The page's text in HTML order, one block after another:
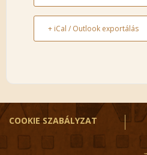
+ iCal / Outlook exportálás
COOKIE SZABÁLYZAT